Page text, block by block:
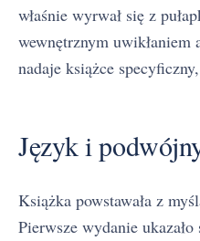
właśnie wyrwał się z
wewnętrznym uwikłaniem
nadaje książce
Język i
Książka powstawała z
Pierwsze wydanie